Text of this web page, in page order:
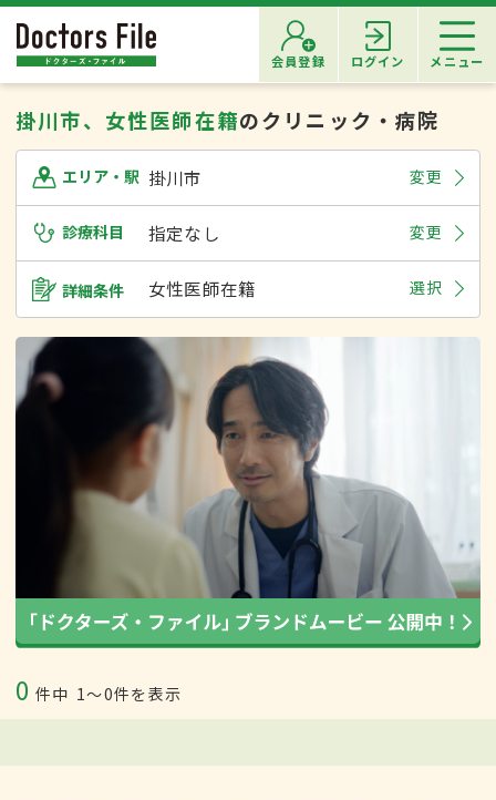
会員登録 ログイン メニュー
掛川市、女性医師在籍のクリニック・病院
エリア・駅 掛川市 変更
診療科目 指定なし 変更
詳細条件 女性医師在籍 選択
0 件中 1〜0件を表示